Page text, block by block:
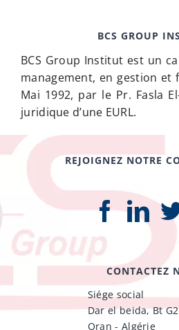
BCS GROUP
BCS Group Institut est un
management, en gestion et
Mai 1992, par le Pr. Fasla
juridique d’une EURL.
REJOIGNEZ NOTRE
CONTACTEZ
Siége social
Dar el beida, Bt
Oran - Algérie